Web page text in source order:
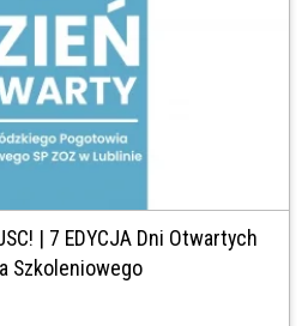
| 7 EDYCJA Dni Otwartych
Szkoleniowego